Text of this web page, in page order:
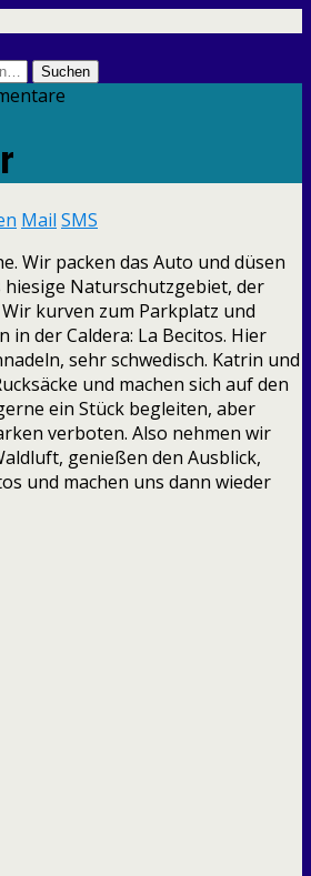
Mail SMS
Wir packen das Auto und düsen
hiesige Naturschutzgebiet, der
Wir kurven zum Parkplatz und
der Caldera: La Becitos. Hier
sehr schwedisch. Katrin und
und machen sich auf den
ein Stück begleiten, aber
verboten. Also nehmen wir
genießen den Ausblick,
und machen uns dann wieder